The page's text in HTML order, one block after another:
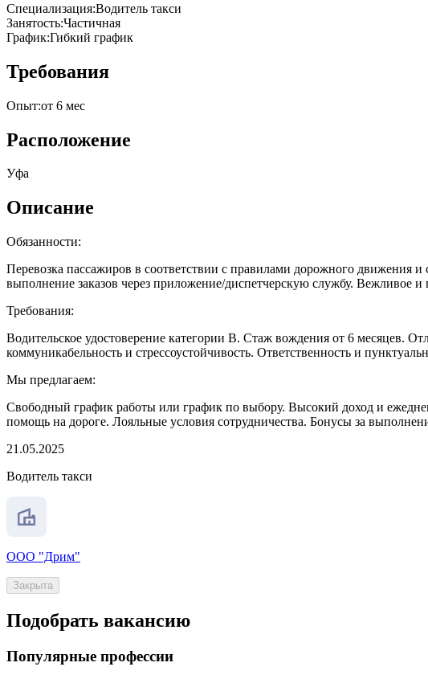
Специализация:Водитель такси
Занятость:Частичная
График:Гибкий график
Требования
Опыт:от 6 мес
Расположение
Уфа
Описание
Обязанности:
Перевозка пассажиров в соответствии с правилами дорожного движения
выполнение заказов через приложение/диспетчерскую службу. Вежливое
Требования:
Водительское удостоверение категории B. Стаж вождения от 6 месяцев.
коммуникабельность и стрессоустойчивость. Ответственность и
Мы предлагаем:
Свободный график работы или график по выбору. Высокий доход и
помощь на дороге. Лояльные условия сотрудничества. Бонусы за
21.05.2025
Водитель такси
ООО "Дрим"
Закрыта
Подобрать вакансию
Популярные профессии